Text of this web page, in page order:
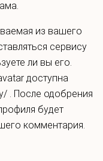
из вашего
сервису
ли вы его.
доступна
. После одобрения
будет
комментария.